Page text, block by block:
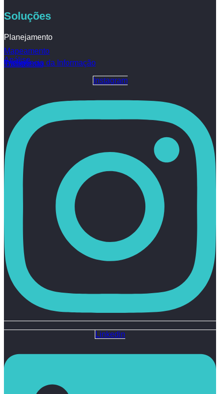
Soluções
Planejamento
Mapeamento
Análise
Tratamento
Inteligência da Informação
Instagram
Linkedin